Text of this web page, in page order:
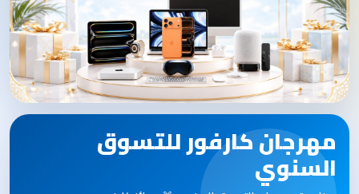
مهرجان كارفور للتسوق
السنوي